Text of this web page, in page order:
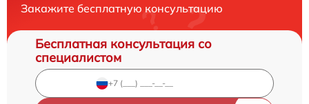
Закажите бесплатную консультацию
Бесплатная консультация со
специалистом